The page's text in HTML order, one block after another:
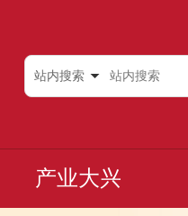
站内搜索
产业大兴